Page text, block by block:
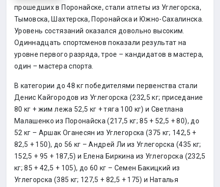
прошедших в Поронайске, стали атлеты из Углегорска,
Тымовска, Шахтерска, Поронайска и Южно-Сахалинска.
Уровень состязаний оказался довольно высоким.
Одиннадцать спортсменов показали результат на
уровне первого разряда, трое – кандидатов в мастера,
один – мастера спорта.
В категории до 48 кг победителями первенства стали
Денис Кайгородов из Углегорска (232,5 кг; приседание
80 кг + жим лежа 52,5 кг + тяга 100 кг) и Светлана
Малашенко из Поронайска (217,5 кг; 85 + 52,5 + 80), до
52 кг – Аршак Оганесян из Углегорска (375 кг; 142,5 +
82,5 + 150), до 56 кг – Андрей Ли из Углегорска (435 кг;
152,5 + 95 + 187,5) и Елена Биркина из Углегорска (232,5
кг; 85 + 42,5 + 105), до 60 кг – Семен Бакицкий из
Углегорска (385 кг; 127,5 + 82,5 + 175) и Наталья